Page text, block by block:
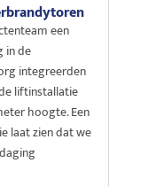
een
in de
integreerden
liftinstallatie
hoogte. Een
laat zien dat we